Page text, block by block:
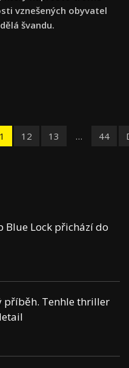
vznešených obyvatel
švandu.
12 13 … 44
Blue Lock přichází do
příběh. Tenhle thriller